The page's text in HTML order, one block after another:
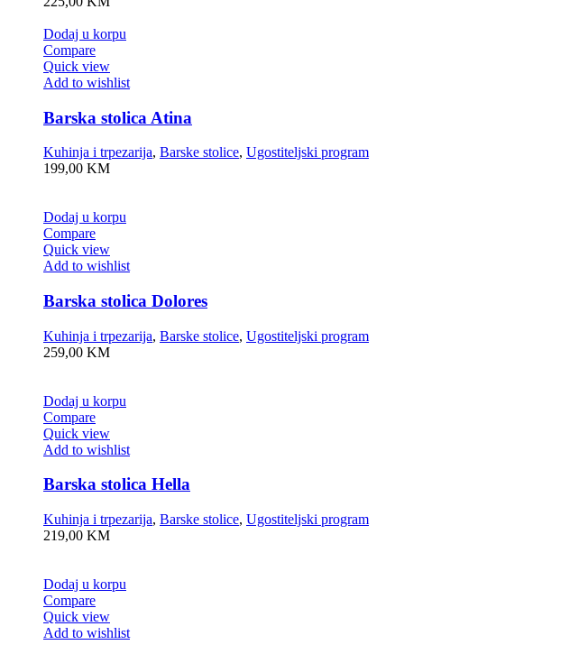
Dodaj u korpu
Compare
Quick view
Add to wishlist
Barska stolica Atina
Kuhinja i trpezarija, Barske stolice, Ugostiteljski program
199,00 KM
Dodaj u korpu
Compare
Quick view
Add to wishlist
Barska stolica Dolores
Kuhinja i trpezarija, Barske stolice, Ugostiteljski program
259,00 KM
Dodaj u korpu
Compare
Quick view
Add to wishlist
Barska stolica Hella
Kuhinja i trpezarija, Barske stolice, Ugostiteljski program
219,00 KM
Dodaj u korpu
Compare
Quick view
Add to wishlist